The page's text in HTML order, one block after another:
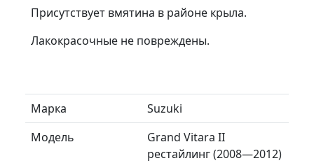
Присутствует вмятина в районе крыла.
Лакокрасочные не повреждены.
Марка
Suzuki
Модель
Grand Vitara II
рестайлинг (2008—2012)